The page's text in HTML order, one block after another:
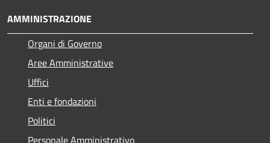
AMMINISTRAZIONE
Organi di Governo
Aree Amministrative
Uffici
Enti e fondazioni
Politici